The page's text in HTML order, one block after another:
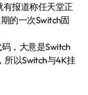
报道称任天堂正
的一次Switch固
，大意是Switch
所以Switch与4K挂